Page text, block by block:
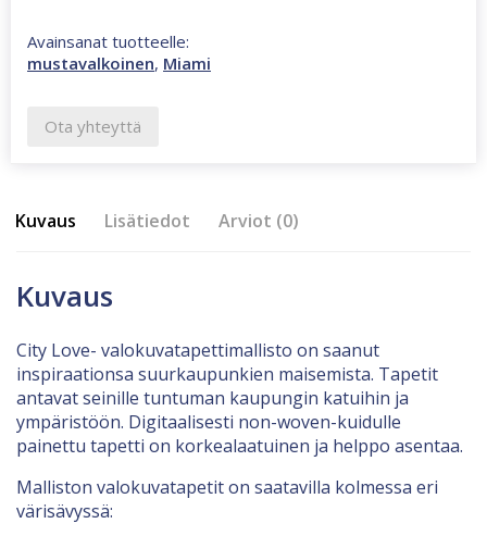
Avainsanat tuotteelle:
mustavalkoinen, Miami
Ota yhteyttä
Kuvaus Lisätiedot Arviot (0)
Kuvaus
City Love- valokuvatapettimallisto on saanut
inspiraationsa suurkaupunkien maisemista. Tapetit
antavat seinille tuntuman kaupungin katuihin ja
ympäristöön. Digitaalisesti non-woven-kuidulle
painettu tapetti on korkealaatuinen ja helppo asentaa.
Malliston valokuvatapetit on saatavilla kolmessa eri
värisävyssä: